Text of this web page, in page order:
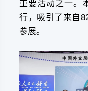
重要活动之一。
行，吸引了来自
参展。